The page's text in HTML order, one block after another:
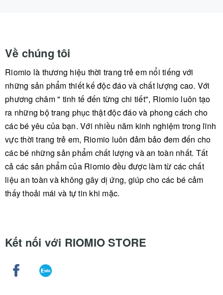
Về chúng tôi
Riomio là thương hiệu thời trang trẻ em nổi tiếng với
những sản phẩm thiết kế độc đáo và chất lượng cao. Với
phương châm " tinh tế đến từng chi tiết", Riomio luôn tạo
ra những bộ trang phục thật độc đáo và phong cách cho
các bé yêu của bạn. Với nhiều năm kinh nghiệm trong lĩnh
vực thời trang trẻ em, Riomio luôn đảm bảo đem đến cho
các bé những sản phẩm chất lượng và an toàn nhất. Tất
cả các sản phẩm của Riomio đều được làm từ các chất
liệu an toàn và không gây dị ứng, giúp cho các bé cảm
thấy thoải mái và tự tin khi mặc.
Kết nối với RIOMIO STORE